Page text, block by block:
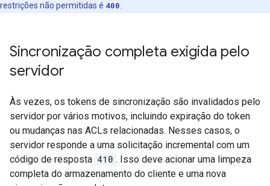
restrições não permitidas é 400
Sincronização completa exigida pelo
servidor
Às vezes, os tokens de sincronização são invalidados pelo
servidor por vários motivos, incluindo expiração do token
ou mudanças nas ACLs relacionadas. Nesses casos, o
servidor responde a uma solicitação incremental com um
código de resposta 410 . Isso deve acionar uma limpeza
completa do armazenamento do cliente e uma nova